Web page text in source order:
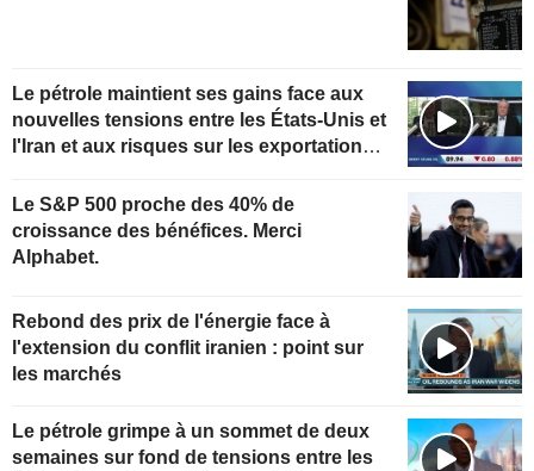
Le pétrole maintient ses gains face aux
nouvelles tensions entre les États-Unis et
l'Iran et aux risques sur les exportations
Le S&P 500 proche des 40% de
croissance des bénéfices. Merci
Alphabet.
Rebond des prix de l'énergie face à
l'extension du conflit iranien : point sur
les marchés
Le pétrole grimpe à un sommet de deux
semaines sur fond de tensions entre les